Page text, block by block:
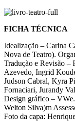
FICHA TÉCNICA
Idealização – Carina
Nova de Teatro).
Tradução e Revisão –
Azevedo, Ingrid
Judson Cabral, Kyra
Fornaciari, Jurandy
Design gráfico –
Welton Silva)m
Foto da capa: